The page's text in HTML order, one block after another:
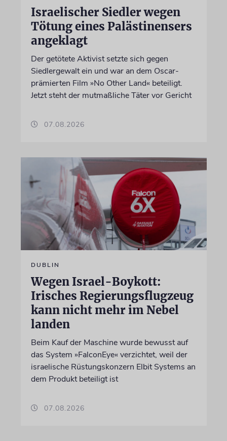
Israelischer Siedler wegen
Tötung eines Palästinensers
angeklagt
Der getötete Aktivist setzte sich gegen
Siedlergewalt ein und war an dem Oscar-
prämierten Film »No Other Land« beteiligt.
Jetzt steht der mutmaßliche Täter vor Gericht
07.08.2026
DUBLIN
Wegen Israel-Boykott:
Irisches Regierungsflugzeug
kann nicht mehr im Nebel
landen
Beim Kauf der Maschine wurde bewusst auf
das System »FalconEye« verzichtet, weil der
israelische Rüstungskonzern Elbit Systems an
dem Produkt beteiligt ist
07.08.2026